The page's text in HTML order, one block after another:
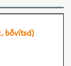
bővítsd)